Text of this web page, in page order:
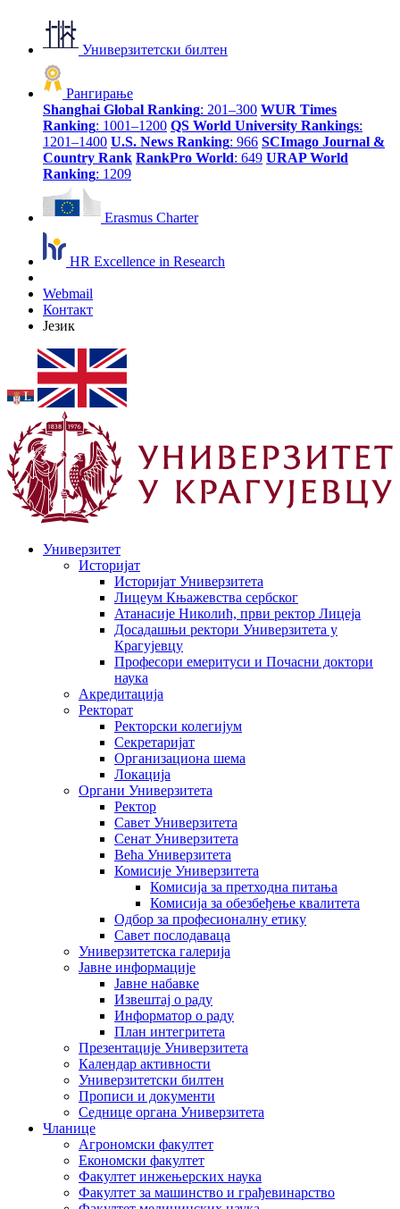
Универзитетски билтен
Рангирање
Shanghai Global Ranking: 201–300 WUR Times
Ranking: 1001–1200 QS World University Rankings:
1201–1400 U.S. News Ranking: 966 SCImago Journal &
Country Rank RankPro World: 649 URAP World
Ranking: 1209
Erasmus Charter
HR Excellence in Research
Webmail
Контакт
Језик
Универзитет
Историјат
Историјат Универзитета
Лицеум Књажевства сербског
Атанасије Николић, први ректор Лицеја
Досадашњи ректори Универзитета у
Крагујевцу
Професори емеритуси и Почасни доктори
наука
Акредитација
Ректорат
Ректорски колегијум
Секретаријат
Организациона шема
Локација
Органи Универзитета
Ректор
Савет Универзитета
Сенат Универзитета
Већа Универзитета
Комисије Универзитета
Комисија за претходна питања
Комисија за обезбеђење квалитета
Одбор за професионалну етику
Савет послодаваца
Универзитетска галерија
Јавне информације
Јавне набавке
Извештај о раду
Информатор о раду
План интегритета
Презентације Универзитета
Календар активности
Универзитетски билтен
Прописи и документи
Седнице органа Универзитета
Чланице
Агрономски факултет
Економски факултет
Факултет инжењерских наука
Факултет за машинство и грађевинарство